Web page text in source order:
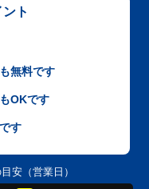
ト
無料です
OKです
す
安（営業日）